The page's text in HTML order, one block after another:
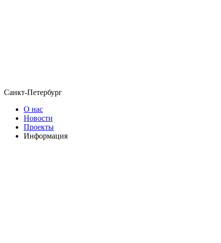
Санкт-Петербург
О нас
Новости
Проекты
Информация